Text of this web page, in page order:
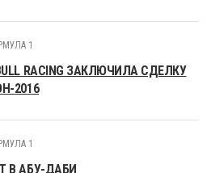
1
RACING ЗАКЛЮЧИЛА СДЕЛКУ
2016
1
В АБУ-ДАБИ